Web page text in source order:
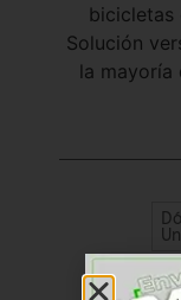
bicicletas
Solución
la mayoría
SKU